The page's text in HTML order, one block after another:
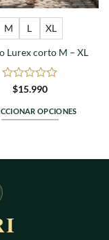
M L XL
Lurex corto M – XL
Valorado
0
de
$15.990
OPCIONES